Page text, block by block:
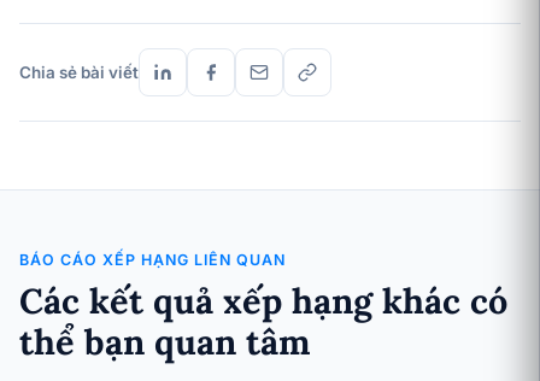
Chia sẻ bài viết
BÁO CÁO XẾP HẠNG LIÊN QUAN
Các kết quả xếp hạng khác có
thể bạn quan tâm